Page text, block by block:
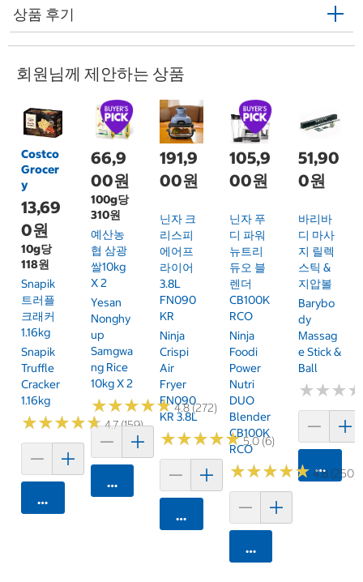
상품 후기
회원님께 제안하는 상품
Costco
Grocer
y
13,69
0원
10g당
118원
Snapik
트러플
크래커
1.16kg
Snapik
Truffle
Cracker
1.16kg
★★★★★
★★★★★4.7 (159)
카트에 담기
66,9
00원
100g당
310원
예산농
협 삼광
쌀10kg
X 2
Yesan
Nonghy
Up
Samgwa
Ng Rice
10kg X 2
★★★★★
★★★★★4.8 (272)
카트에 담기
191,9
00원
닌자 크
리스피
에어프
라이어
3.8L
FN090
KR
Ninja
Crispi
Air
Fryer
FN090
KR 3.8L
★★★★★
★★★★★5.0 (6)
카트에 담기
105,9
00원
닌자 푸
디 파워
뉴트리
듀오 블
렌더
CB100K
RCO
Ninja
Foodi
Power
Nutri
DUO
Blender
CB100K
RCO
★★★★★
★★★★★ 4.8 (250)
카트에 담기
51,90
0원
바리바
디 마사
지 릴렉
스틱 &
지압볼
Barybo
Dy
Massag
E Stick &
Ball
★★★
★★★
카트에